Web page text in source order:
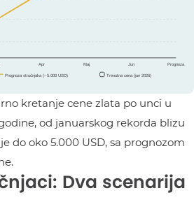
kretanje cene zlata po unci u
od januarskog rekorda blizu
do oko 5.000 USD, sa prognozom
Dva scenarija